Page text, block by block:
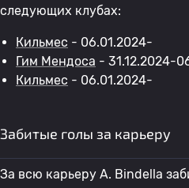
следующих клубах:
Кильмес - 06.01.2024-
Гим Мендоса - 31.12.2024-
Кильмес - 06.01.2024-
Забитые голы за карьеру
За всю карьеру A. Bindella